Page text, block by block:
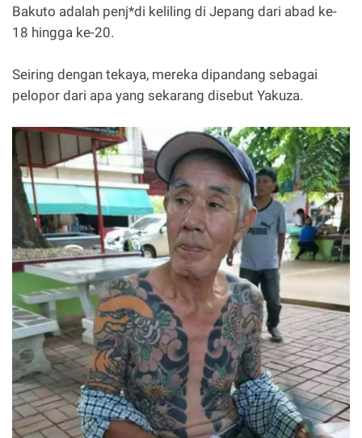
Bakuto adalah penj*di keliling di Jepang dari abad ke-
18 hingga ke-20.
Seiring dengan tekaya, mereka dipandang sebagai
pelopor dari apa yang sekarang disebut Yakuza.